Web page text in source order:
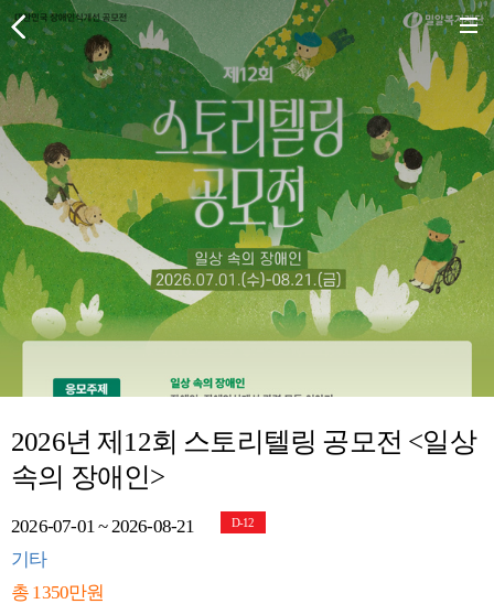
2026년 제12회 스토리텔링 공모전 <일상
속의 장애인>
2026-07-01 ~ 2026-08-21 D-12
기타
총 1350만원